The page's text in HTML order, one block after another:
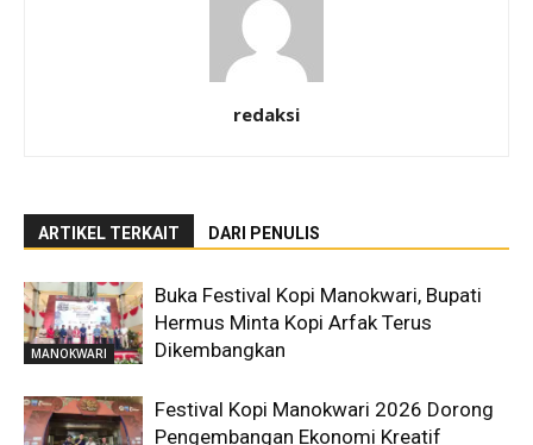
redaksi
ARTIKEL TERKAIT DARI PENULIS
MANOKWARI
Buka Festival Kopi Manokwari, Bupati
Hermus Minta Kopi Arfak Terus
Dikembangkan
Festival Kopi Manokwari 2026 Dorong
Pengembangan Ekonomi Kreatif